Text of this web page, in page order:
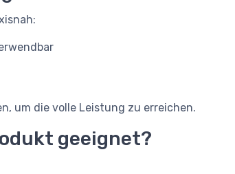
um die volle Leistung zu erreichen.
geeignet?